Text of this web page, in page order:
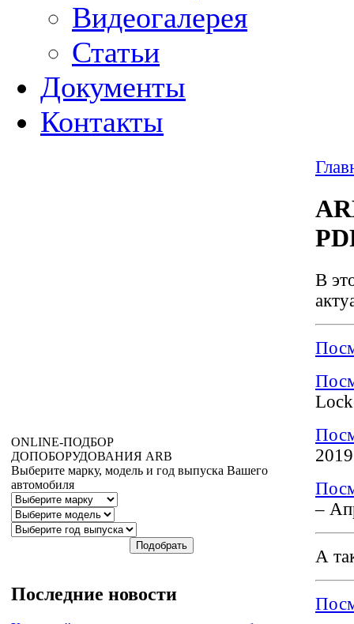
Видеогалерея
Статьи
Документы
Контакты
ONLINE-ПОДБОР
ДОПОБОРУДОВАНИЯ ARB
Выберите марку, модель и год выпуска Вашего
автомобиля
Последние новости
В
2019
–
А